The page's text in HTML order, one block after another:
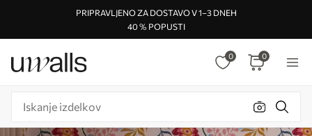
PRIPRAVLJENO ZA DOSTAVO V 1–3 DNEH
40 % POPUSTI
0 0